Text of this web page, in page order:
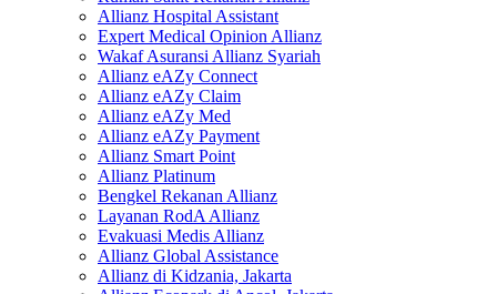
Allianz Hospital Assistant
Expert Medical Opinion Allianz
Wakaf Asuransi Allianz Syariah
Allianz eAZy Connect
Allianz eAZy Claim
Allianz eAZy Med
Allianz eAZy Payment
Allianz Smart Point
Allianz Platinum
Bengkel Rekanan Allianz
Layanan RodA Allianz
Evakuasi Medis Allianz
Allianz Global Assistance
Allianz di Kidzania, Jakarta